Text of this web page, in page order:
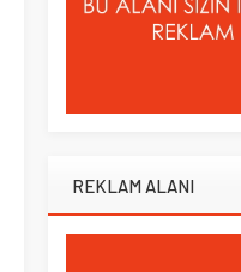
REKLAM ALANI